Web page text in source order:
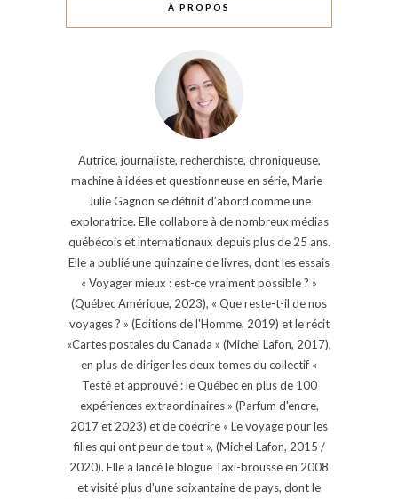
À PROPOS
Autrice, journaliste, recherchiste, chroniqueuse,
machine à idées et questionneuse en série, Marie-
Julie Gagnon se définit d’abord comme une
exploratrice. Elle collabore à de nombreux médias
québécois et internationaux depuis plus de 25 ans.
Elle a publié une quinzaine de livres, dont les essais
« Voyager mieux : est-ce vraiment possible ? »
(Québec Amérique, 2023), « Que reste-t-il de nos
voyages ? » (Éditions de l'Homme, 2019) et le récit
«Cartes postales du Canada » (Michel Lafon, 2017),
en plus de diriger les deux tomes du collectif «
Testé et approuvé : le Québec en plus de 100
expériences extraordinaires » (Parfum d'encre,
2017 et 2023) et de coécrire « Le voyage pour les
filles qui ont peur de tout », (Michel Lafon, 2015 /
2020). Elle a lancé le blogue Taxi-brousse en 2008
et visité plus d'une soixantaine de pays, dont le